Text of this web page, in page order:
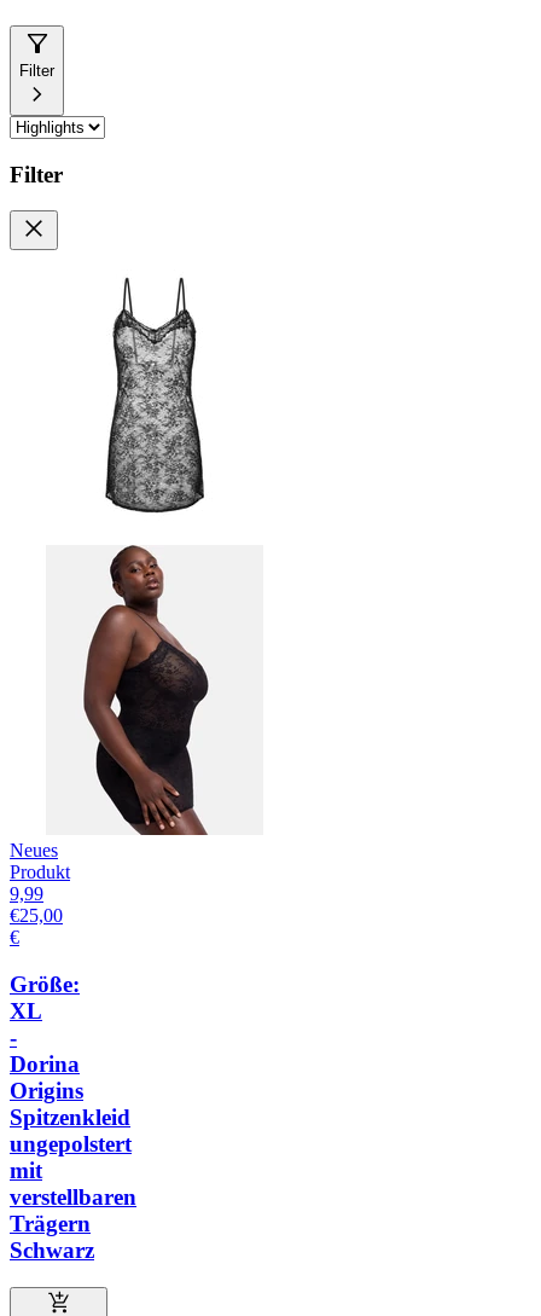
Filter
Filter
Neues
Produkt
9,99
€25,00
€
Größe:
XL
-
Dorina
Origins
Spitzenkleid
ungepolstert
mit
verstellbaren
Trägern
Schwarz